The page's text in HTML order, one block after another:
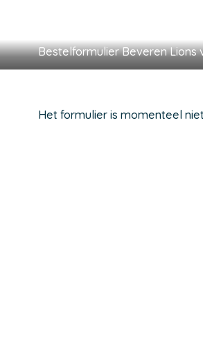
Bestelformulier Beveren Lions
Het formulier is momenteel